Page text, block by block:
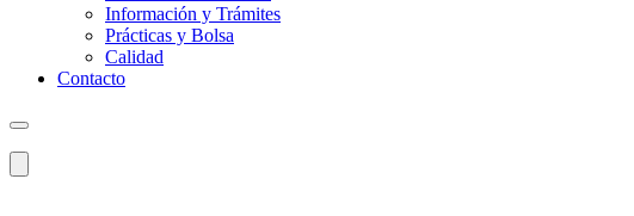
Información y Trámites
Prácticas y Bolsa
Calidad
Contacto